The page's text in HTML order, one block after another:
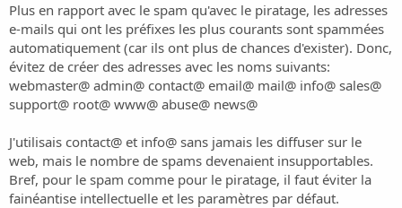
l
a
d
i
c
u
s
i
o
n
b
u
t
Plus en rapport avec le spam qu'avec le piratage, les adresses
e-mails qui ont les préfixes les plus courants sont spammées
automatiquement (car ils ont plus de chances d'exister). Donc,
évitez de créer des adresses avec les noms suivants:
webmaster@ admin@ contact@ email@ mail@ info@ sales@
support@ root@ www@ abuse@ news@
J'utilisais contact@ et info@ sans jamais les diffuser sur le
web, mais le nombre de spams devenaient insupportables.
Bref, pour le spam comme pour le piratage, il faut éviter la
fainéantise intellectuelle et les paramètres par défaut.